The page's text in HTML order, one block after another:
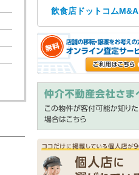
飲食店ドットコムM&A